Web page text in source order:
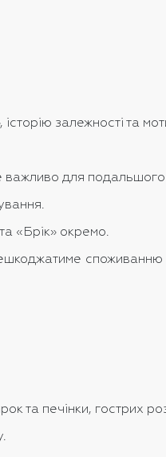
залежності та
для подальшого
«Брік» окремо.
споживанню
та печінки, гострих